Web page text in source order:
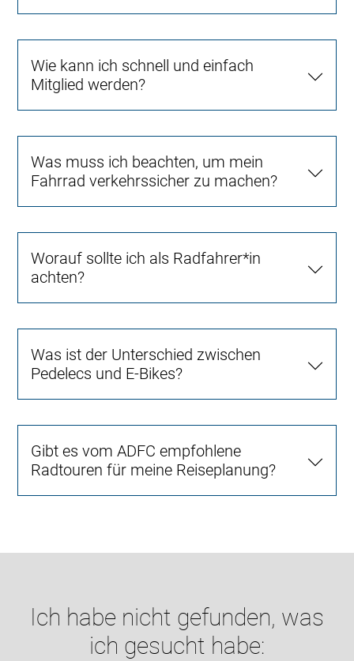
Wie kann ich schnell und einfach
Mitglied werden?
Was muss ich beachten, um mein
Fahrrad verkehrssicher zu machen?
Worauf sollte ich als Radfahrer*in
achten?
Was ist der Unterschied zwischen
Pedelecs und E-Bikes?
Gibt es vom ADFC empfohlene
Radtouren für meine Reiseplanung?
Ich habe nicht gefunden, was
ich gesucht habe: